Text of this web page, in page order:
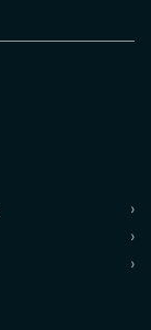
›
›
›